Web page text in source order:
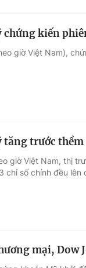
chứng kiến
giờ Việt Nam),
trước thềm
giờ Việt Nam, thị
chỉ số chính đều lên
mại, Dow